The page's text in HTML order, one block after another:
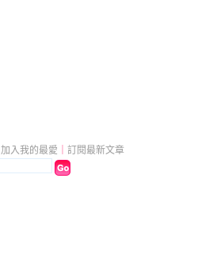
加入我的最愛 訂閱最新文章